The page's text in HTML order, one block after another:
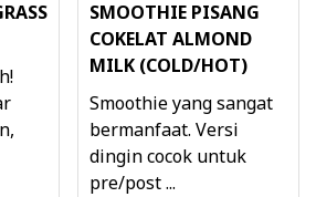
SMOOTHIE PISANG
COKELAT ALMOND
MILK (COLD/HOT)
Smoothie yang sangat
bermanfaat. Versi
dingin cocok untuk
pre/post ...